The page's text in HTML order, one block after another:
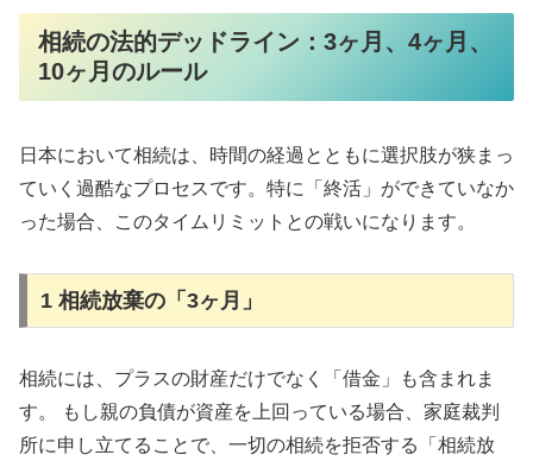
相続の法的デッドライン：3ヶ月、4ヶ月、
10ヶ月のルール
日本において相続は、時間の経過とともに選択肢が狭まっ
ていく過酷なプロセスです。特に「終活」ができていなか
った場合、このタイムリミットとの戦いになります。
1 相続放棄の「3ヶ月」
相続には、プラスの財産だけでなく「借金」も含まれま
す。 もし親の負債が資産を上回っている場合、家庭裁判
所に申し立てることで、一切の相続を拒否する「相続放